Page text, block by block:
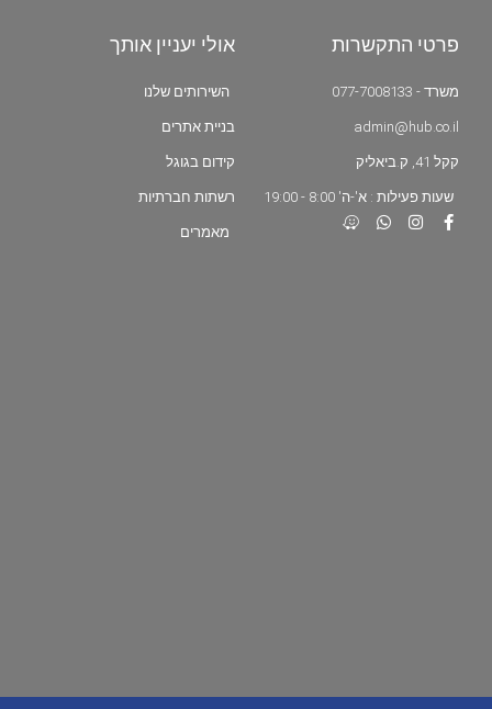
פרטי התקשרות
משרד - 077-7008133
admin@hub.co.il
קקל 41, ק.ביאליק
שעות פעילות : א'-ה' 8:00 - 19:00
אולי יעניין אותך
השירותים שלנו
בניית אתרים
קידום בגוגל
רשתות חברתיות
מאמרים